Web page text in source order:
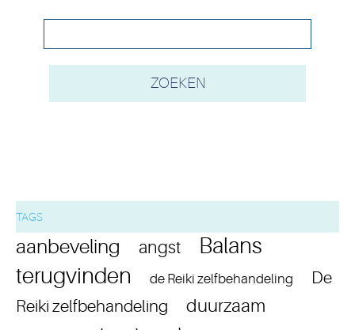
TAGS
aanbeveling angst
Balans
terugvinden
de Reiki zelfbehandeling
De
Reiki zelfbehandeling
duurzaam